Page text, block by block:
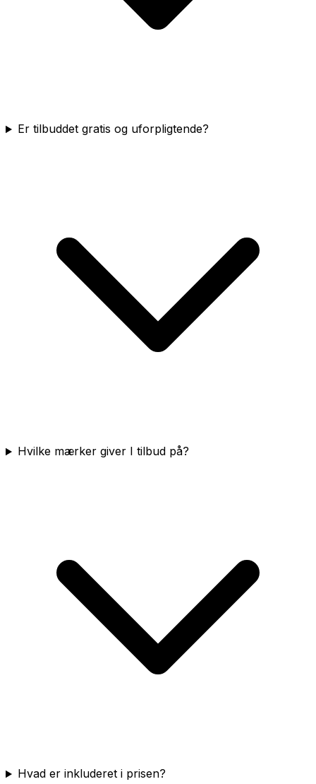
Er tilbuddet gratis og uforpligtende?
Hvilke mærker giver I tilbud på?
Hvad er inkluderet i prisen?